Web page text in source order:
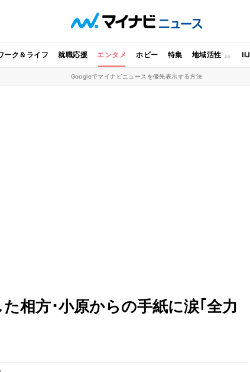
ーク＆ライフ 就職応援 エンタメ ホビー 特集 地域活性 IIJ
Googleでマイナビニュースを優先表示する方法
相方･小原からの手紙に涙｢全力